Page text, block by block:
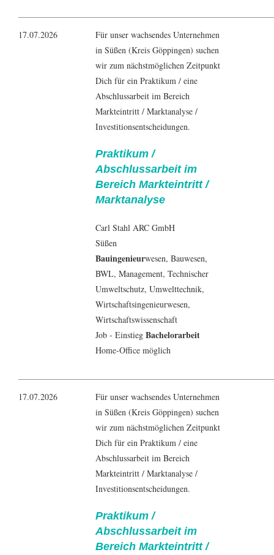
17.07.2026
Für unser wachsendes Unternehmen
in Süßen (Kreis Göppingen) suchen
wir zum nächstmöglichen Zeitpunkt
Dich für ein Praktikum / eine
Abschlussarbeit im Bereich
Markteintritt / Marktanalyse /
Investitionsentscheidungen.
Praktikum /
Abschlussarbeit im
Bereich Markteintritt /
Marktanalyse
Carl Stahl ARC GmbH
Süßen
Bauingenieurwesen, Bauwesen,
BWL, Management, Technischer
Umweltschutz, Umwelttechnik,
Wirtschaftsingenieurwesen,
Wirtschaftswissenschaft
Job - Einstieg Bachelorarbeit
Home-Office möglich
17.07.2026
Für unser wachsendes Unternehmen
in Süßen (Kreis Göppingen) suchen
wir zum nächstmöglichen Zeitpunkt
Dich für ein Praktikum / eine
Abschlussarbeit im Bereich
Markteintritt / Marktanalyse /
Investitionsentscheidungen.
Praktikum /
Abschlussarbeit im
Bereich Markteintritt /